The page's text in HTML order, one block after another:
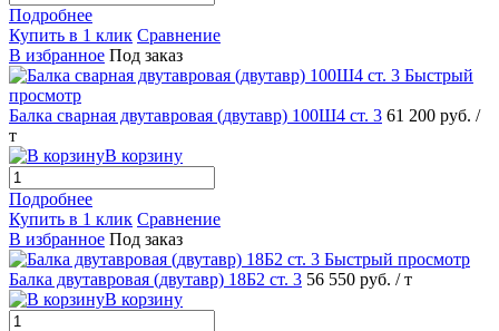
Подробнее
Купить в 1 клик Сравнение
В избранное Под заказ
Быстрый
просмотр
Балка сварная двутавровая (двутавр) 100Ш4 ст. 3 61 200 руб. /
т
В корзину
Подробнее
Купить в 1 клик Сравнение
В избранное Под заказ
Быстрый просмотр
Балка двутавровая (двутавр) 18Б2 ст. 3 56 550 руб. / т
В корзину